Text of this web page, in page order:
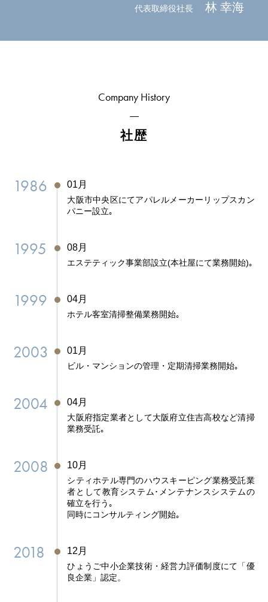
代表取締役社長 林 幸海
Company History
社歴
1986 01月
大阪市中央区にてアパレルメーカーリップスカン
パニー設立｡
1995 08月
エステティック事業部設立(本社屋にて業務開始)｡
1999 04月
ホテル客室清掃整備業務開始｡
2003 01月
ビル・マンションの管理・定期清掃業務開始｡
2004 04月
大阪府指定業者として大阪府立住吉高校など清掃
業務受託｡
2008 10月
シティホテル専門のハウスキーピング業務受託業
者として教育システム･メンテナンスシステムの
確立を行う｡
同時にコンサルティング開始｡
2018 12月
ひょうご中小企業技術・経営力評価制度にて「優
良企業」認定。